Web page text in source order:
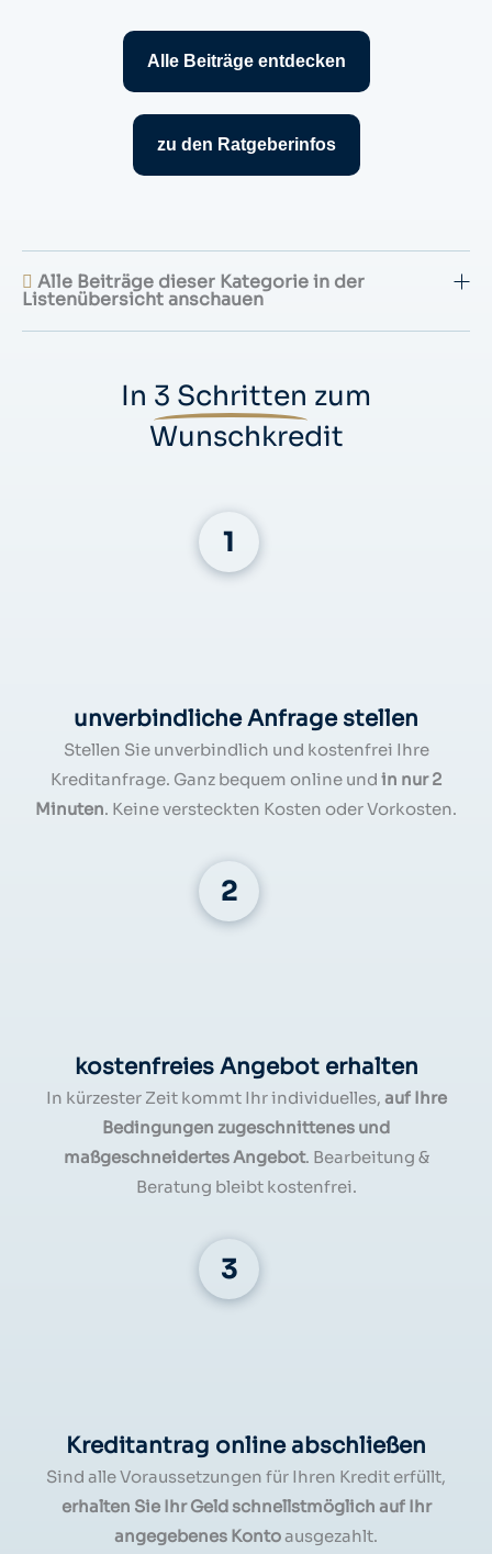
Alle Beiträge entdecken
zu den Ratgeberinfos
Alle Beiträge dieser Kategorie in der
Listenübersicht anschauen
In 3 Schritten zum
Wunschkredit
unverbindliche Anfrage stellen
Stellen Sie unverbindlich und kostenfrei Ihre
Kreditanfrage. Ganz bequem online und in nur 2
Minuten. Keine versteckten Kosten oder Vorkosten.
kostenfreies Angebot erhalten
In kürzester Zeit kommt Ihr individuelles, auf Ihre
Bedingungen zugeschnittenes und
maßgeschneidertes Angebot. Bearbeitung &
Beratung bleibt kostenfrei.
Kreditantrag online abschließen
Sind alle Voraussetzungen für Ihren Kredit erfüllt,
erhalten Sie Ihr Geld schnellstmöglich auf Ihr
angegebenes Kontoausgezahlt.